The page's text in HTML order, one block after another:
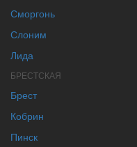
Сморгонь
Слоним
Лида
БРЕСТСКАЯ
Брест
Кобрин
Пинск